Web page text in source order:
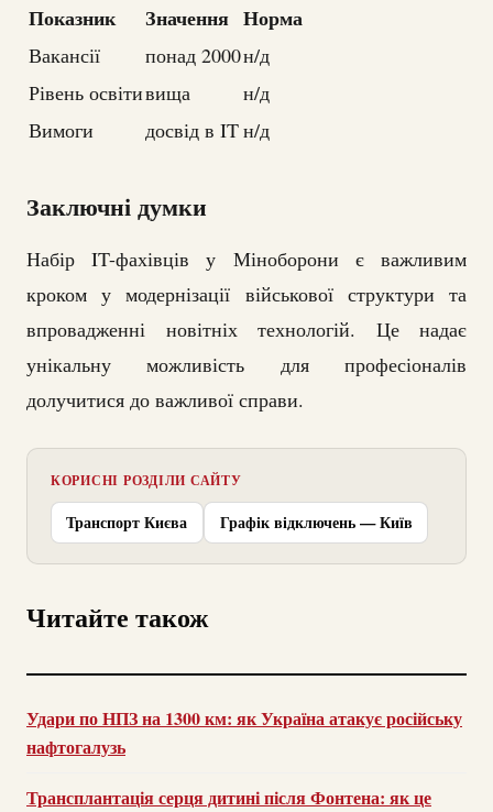
Показник Значення Норма
Вакансії понад 2000н/д
Рівень освітивища
н/д
Вимоги
досвід в ITн/д
Заключні думки
Набір IT-фахівців у Міноборони є важливим
кроком у модернізації військової структури та
впровадженні новітніх технологій. Це надає
унікальну можливість для професіоналів
долучитися до важливої справи.
КОРИСНІ РОЗДІЛИ САЙТУ
Транспорт Києва Графік відключень — Київ
Читайте також
Удари по НПЗ на 1300 км: як Україна атакує російську
нафтогалузь
Трансплантація серця дитині після Фонтена: як це